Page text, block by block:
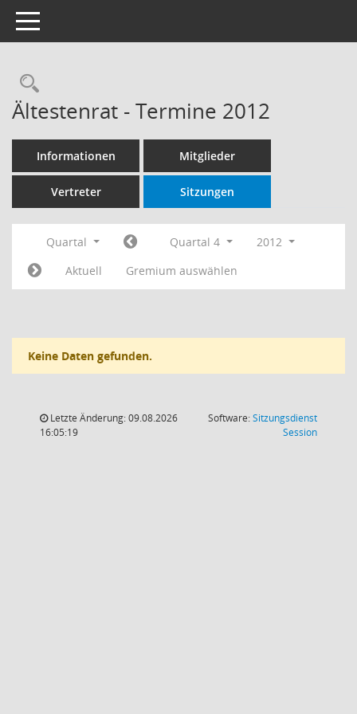
Toggle navigation
Rechercheauswahl
Ältestenrat - Termine 2012
Informationen Mitglieder
Vertreter Sitzungen
Quartal Quartal 4
2012
Aktuell
Gremium auswählen
Keine Daten gefunden.
Letzte Änderung: 09.08.2026
16:05:19
Software:Sitzungsdienst
Session(Wird in